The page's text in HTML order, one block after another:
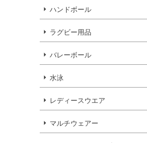
ハンドボール
ラグビー用品
バレーボール
水泳
レディースウエア
マルチウェアー